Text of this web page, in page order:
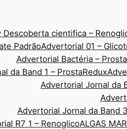
Descoberta cientifica –
PadrãoAdvertorial 01 –
Advertorial Bactéria –
da Band 1 – ProstaRedux
Advertorial Jornal da
Advertorial Jornal da Band
R7 1 – RenoglicoALGAS